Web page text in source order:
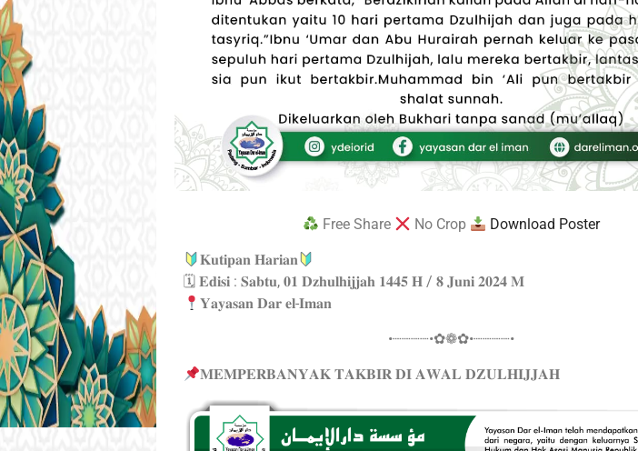
Free Share No Crop Download Poster
𝐊𝐮𝐭𝐢𝐩𝐚𝐧 𝐇𝐚𝐫𝐢𝐚𝐧
🗓 𝐄𝐝𝐢𝐬𝐢 : 𝐒𝐚𝐛𝐭𝐮, 𝟎𝟏 𝐃𝐳𝐡𝐮𝐥𝐡𝐢𝐣𝐣𝐚𝐡 𝟏𝟒𝟒𝟓 𝐇 / 𝟖 𝐉𝐮𝐧𝐢 𝟐𝟎𝟐𝟒 𝐌
𝐘𝐚𝐲𝐚𝐬𝐚𝐧 𝐃𝐚𝐫 𝐞𝐥-𝐈𝐦𝐚𝐧
•┈┈┈┈•✿❁✿•┈┈┈┈•
𝐌𝐄𝐌𝐏𝐄𝐑𝐁𝐀𝐍𝐘𝐀𝐊 𝐓𝐀𝐊𝐁𝐈𝐑 𝐃𝐈 𝐀𝐖𝐀𝐋 𝐃𝐙𝐔𝐋𝐇𝐈𝐉𝐉𝐀𝐇